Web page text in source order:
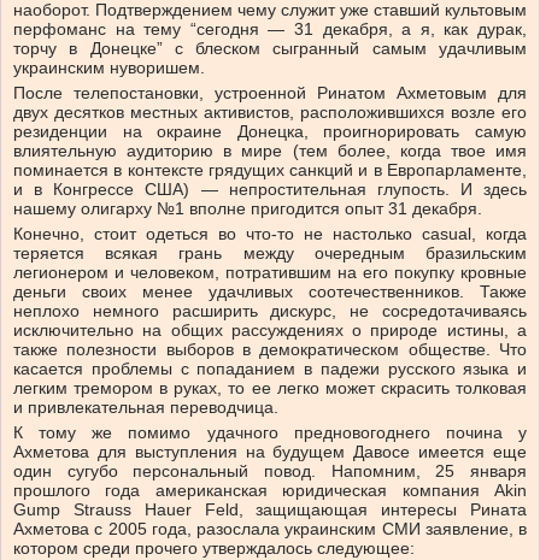
наоборот. Подтверждением чему служит уже ставший культовым
перфоманс на тему “сегодня — 31 декабря, а я, как дурак,
торчу в Донецке” с блеском сыгранный самым удачливым
украинским нуворишем.
После телепостановки, устроенной Ринатом Ахметовым для
двух десятков местных активистов, расположившихся возле его
резиденции на окраине Донецка, проигнорировать самую
влиятельную аудиторию в мире (тем более, когда твое имя
поминается в контексте грядущих санкций и в Европарламенте,
и в Конгрессе США) — непростительная глупость. И здесь
нашему олигарху №1 вполне пригодится опыт 31 декабря.
Конечно, стоит одеться во что-то не настолько casual, когда
теряется всякая грань между очередным бразильским
легионером и человеком, потратившим на его покупку кровные
деньги своих менее удачливых соотечественников. Также
неплохо немного расширить дискурс, не сосредотачиваясь
исключительно на общих рассуждениях о природе истины, а
также полезности выборов в демократическом обществе. Что
касается проблемы с попаданием в падежи русского языка и
легким тремором в руках, то ее легко может скрасить толковая
и привлекательная переводчица.
К тому же помимо удачного предновогоднего почина у
Ахметова для выступления на будущем Давосе имеется еще
один сугубо персональный повод. Напомним, 25 января
прошлого года американская юридическая компания Akin
Gump Strauss Hauer Feld, защищающая интересы Рината
Ахметова c 2005 года, разослала украинским СМИ заявление, в
котором среди прочего утверждалось следующее: